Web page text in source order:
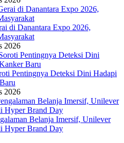
di Danantara Expo 2026,
2026
Pentingnya Deteksi Dini Hadapi
2026
Belanja Imersif, Unilever
Hyper Brand Day